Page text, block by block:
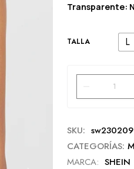
Transparente:
TALLA L
SKU:
CATEGORÍAS:
MARCA: SHEIN